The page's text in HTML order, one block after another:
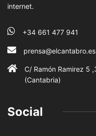
internet.
+34 661 477 941
prensa@elcantabro.es
C/ Ramón Ramirez 5
(Cantabria)
Social